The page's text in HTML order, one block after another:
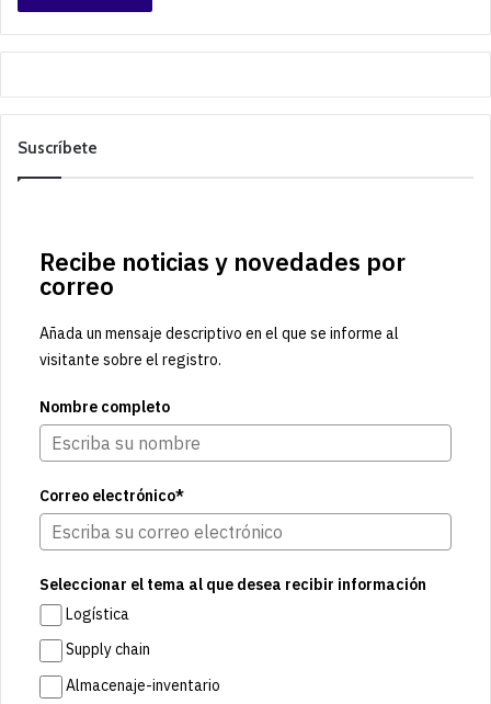
Suscríbete
Recibe noticias y novedades por
correo
Añada un mensaje descriptivo en el que se informe al
visitante sobre el registro.
Nombre completo
Correo electrónico*
Seleccionar el tema al que desea recibir información
Logística
Supply chain
Almacenaje-inventario